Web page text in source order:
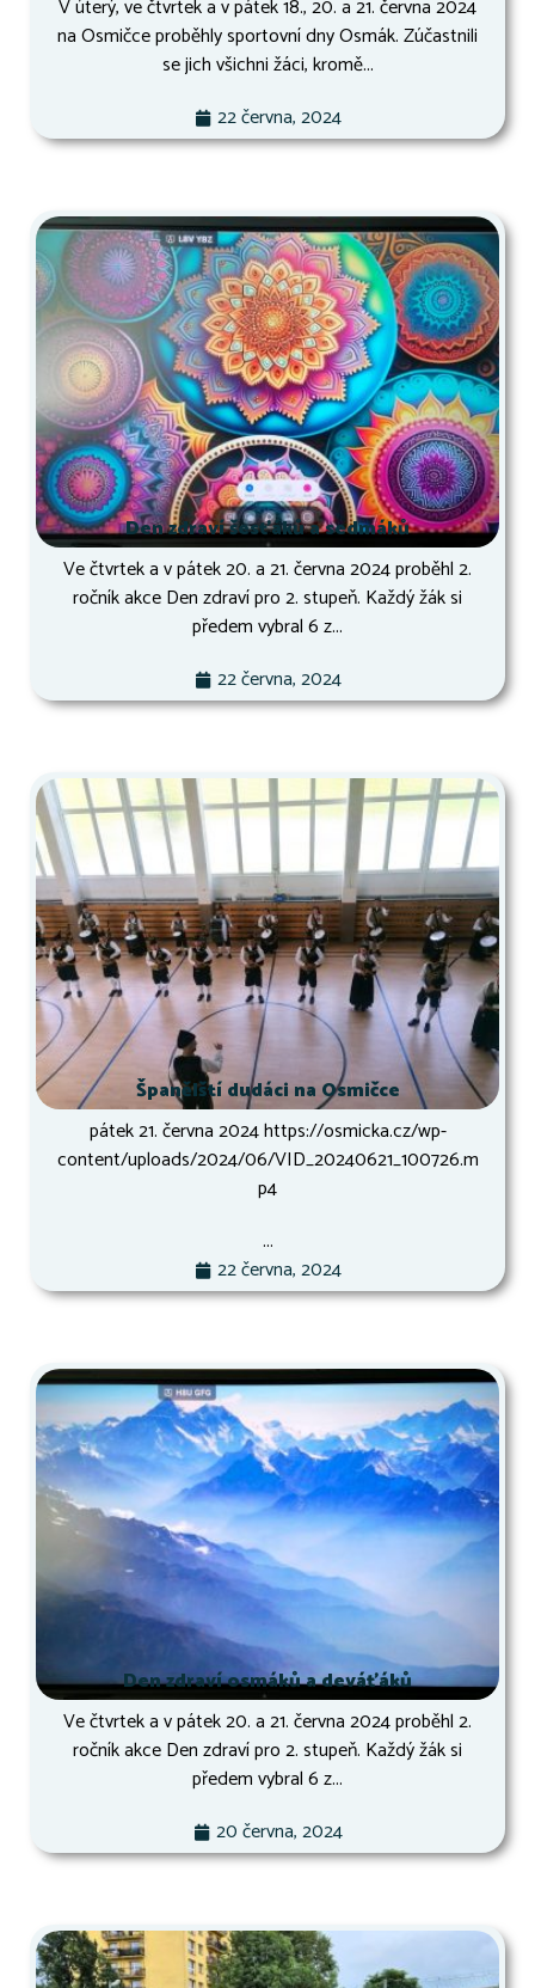
V úterý, ve čtvrtek a v pátek 18., 20. a 21. června 2024
na Osmičce proběhly sportovní dny Osmák. Zúčastnili
se jich všichni žáci, kromě...
22 června, 2024
Den zdraví šesťáků a sedmáků
Ve čtvrtek a v pátek 20. a 21. června 2024 proběhl 2.
ročník akce Den zdraví pro 2. stupeň. Každý žák si
předem vybral 6 z...
22 června, 2024
Španělští dudáci na Osmičce
pátek 21. června 2024 https://osmicka.cz/wp-
content/uploads/2024/06/VID_20240621_100726.m
p4
...
22 června, 2024
Den zdraví osmáků a deváťáků
Ve čtvrtek a v pátek 20. a 21. června 2024 proběhl 2.
ročník akce Den zdraví pro 2. stupeň. Každý žák si
předem vybral 6 z...
20 června, 2024